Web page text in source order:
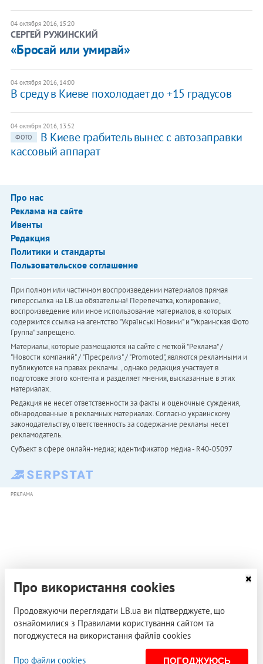
04 октября 2016, 15:20
СЕРГЕЙ РУЖИНСКИЙ
«Бросай или умирай»
04 октября 2016, 14:00
​В среду в Киеве похолодает до +15 градусов
04 октября 2016, 13:52
ФОТО
В Киеве грабитель вынес с автозаправки
кассовый аппарат
Про нас
Реклама на сайте
Ивенты
Редакция
Политики и стандарты
Пользовательское соглашение
При полном или частичном воспроизведении материалов прямая
гиперссылка на LB.ua обязательна! Перепечатка, копирование,
воспроизведение или иное использование материалов, в которых
содержится ссылка на агентство "Українськi Новини" и "Украинская Фото
Группа" запрещено.
Материалы, которые размещаются на сайте с меткой "Реклама" /
"Новости компаний" / "Пресрелиз" / "Promoted", являются рекламными и
публикуются на правах рекламы. , однако редакция участвует в
подготовке этого контента и разделяет мнения, высказанные в этих
материалах.
Редакция не несет ответственности за факты и оценочные суждения,
обнародованные в рекламных материалах. Согласно украинскому
законодательству, ответственность за содержание рекламы несет
рекламодатель.
Субъект в сфере онлайн-медиа; идентификатор медиа - R40-05097
РЕКЛАМА
Про використання cookies
Продовжуючи переглядати LB.ua ви підтверджуєте, що
ознайомилися з Правилами користування сайтом та
погоджуєтеся на використання файлів cookies
Про файли cookies ПОГОДЖУЮСЬ